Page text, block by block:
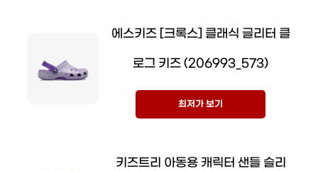
에스키즈 [크록스] 클래식 글리터 클
로그 키즈 (206993_573)
최저가 보기
키즈트리 아동용 캐릭터 샌들 슬리